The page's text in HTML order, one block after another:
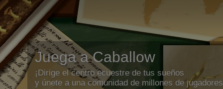
Juega a Caballow
¡Dirige el centro ecuestre de tus sueños
y únete a una comunidad de millones de